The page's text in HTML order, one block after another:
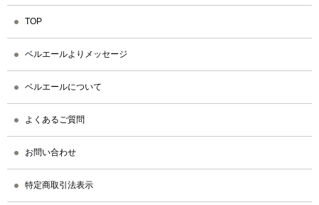
TOP
ベルエールよりメッセージ
ベルエールについて
よくあるご質問
お問い合わせ
特定商取引法表示